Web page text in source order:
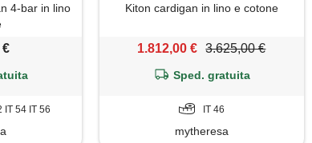
4-bar in lino
€
IT 54 IT 56
Kiton cardigan in lino e cotone
1.812,00 € 3.625,00 €
Sped. gratuita
IT 46
mytheresa